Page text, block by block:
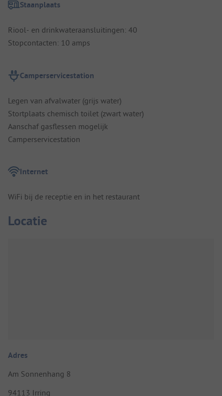
Staanplaats
Riool- en drinkwateraansluitingen: 40
Stopcontacten: 10 amps
Camperservicestation
Legen van afvalwater (grijs water)
Stortplaats chemisch toilet (zwart water)
Aanschaf gasflessen mogelijk
Camperservicestation
Internet
WiFi bij de receptie en in het restaurant
Locatie
Adres
Am Sonnenhang 8
94113 Irring